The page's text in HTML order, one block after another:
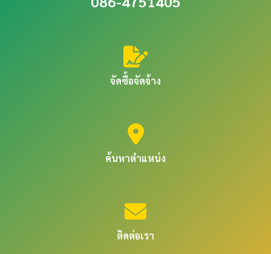
จัดซื้อจัดจ้าง
ค้นหาตำแหน่ง
ติดต่อเรา